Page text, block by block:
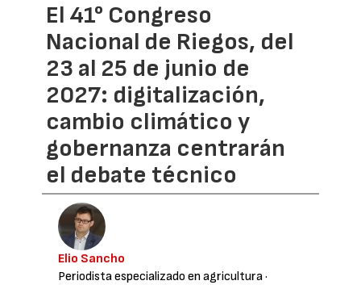
El 41° Congreso
Nacional de Riegos, del
23 al 25 de junio de
2027: digitalización,
cambio climático y
gobernanza centrarán
el debate técnico
Elio Sancho
Periodista especializado en agricultura·